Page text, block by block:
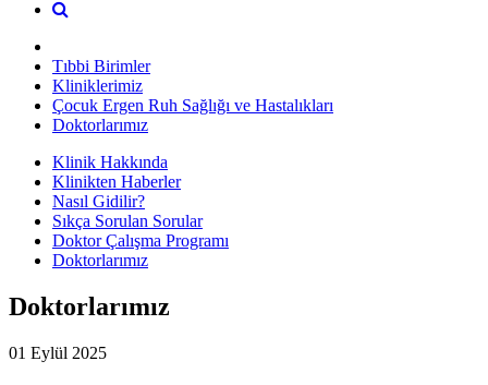
Tıbbi Birimler
Kliniklerimiz
Çocuk Ergen Ruh Sağlığı ve Hastalıkları
Doktorlarımız
Klinik Hakkında
Klinikten Haberler
Nasıl Gidilir?
Sıkça Sorulan Sorular
Doktor Çalışma Programı
Doktorlarımız
Doktorlarımız
01 Eylül 2025